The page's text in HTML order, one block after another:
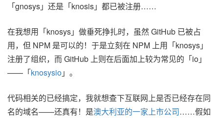
「gnosys」还是「knosis」都已被注册……
在我想用「knosys」做垂死挣扎时，虽然 GitHub 已被占
用，但 NPM 是可以的！于是立刻在 NPM 上用「knosys」
注册了组织，而 GitHub 上则在后面加上较为常见的「io」
——「knosysio」。
代码相关的已经搞定，我就想查下互联网上是否已经存在同
名的域名——还真有！是澳大利亚的一家上市公司……假如